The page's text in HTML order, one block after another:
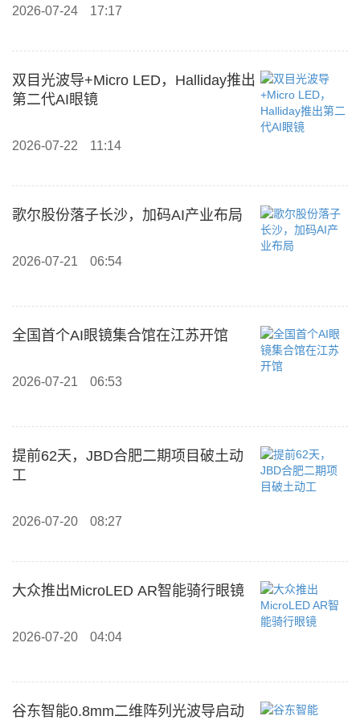
2026-07-24 17:17
双目光波导+Micro LED，Halliday推出
第二代AI眼镜
2026-07-22 11:14
歌尔股份落子长沙，加码AI产业布局
2026-07-21 06:54
全国首个AI眼镜集合馆在江苏开馆
2026-07-21 06:53
提前62天，JBD合肥二期项目破土动
工
2026-07-20 08:27
大众推出MicroLED AR智能骑行眼镜
2026-07-20 04:04
谷东智能0.8mm二维阵列光波导启动